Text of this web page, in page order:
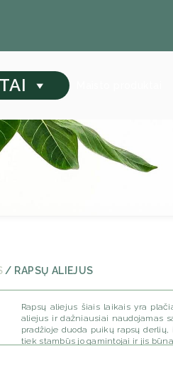
/ RAPSŲ ALIEJUS
Rapsų aliejus šiais laikais yra
aliejus ir dažniausiai naudojamas
pradžioje duoda puikų rapsų
tiek stambūs jo gamintojai ir jis
– yra išgaunamas iš sėklų